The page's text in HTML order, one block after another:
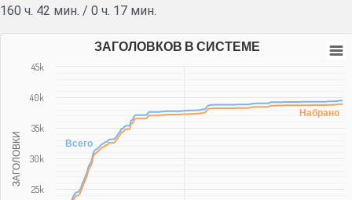
160 ч. 42 мин. / 0 ч. 17 мин.
ЗАГОЛОВКИ Всего
Набрано
ЗАГОЛОВКОВ В СИСТЕМЕ
25k
30k
35k
40k
45k